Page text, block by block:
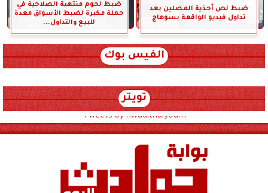
ضبط لص أحذية المصلين بعد
تداول فيديو الواقعة بسوهاج
ضبط لحوم منتهية الصلاحية في
حملة مكبرة لضبط الأسواق معدة
للبيع والتداول...
الفيس بوك
تويتر
Tweets by hwadithalyoum